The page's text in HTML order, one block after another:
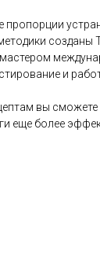
созданы
и
вы сможете
еще более